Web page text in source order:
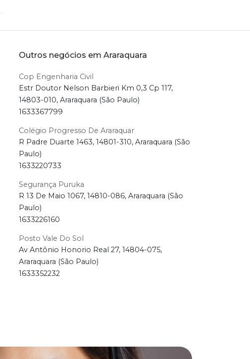
Outros negócios em Araraquara
Cop Engenharia Civil
Estr Doutor Nelson Barbieri Km 0,3 Cp 117,
14803-010, Araraquara (São Paulo)
1633367799
Colégio Progresso De Araraquar
R Padre Duarte 1463, 14801-310, Araraquara (São
Paulo)
1633220733
Segurança Puruka
R 13 De Maio 1067, 14810-086, Araraquara (São
Paulo)
1633226160
Posto Vale Do Sol
Av Antônio Honorio Real 27, 14804-075,
Araraquara (São Paulo)
1633352232